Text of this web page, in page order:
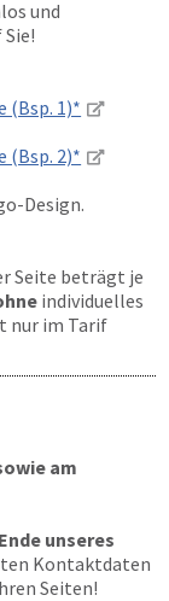
und
Sie!
(Bsp. 1)*
(Bsp. 2)*
Design.
Seite beträgt je
individuelles
nur im Tarif
am
unseres
Kontaktdaten
Seiten!